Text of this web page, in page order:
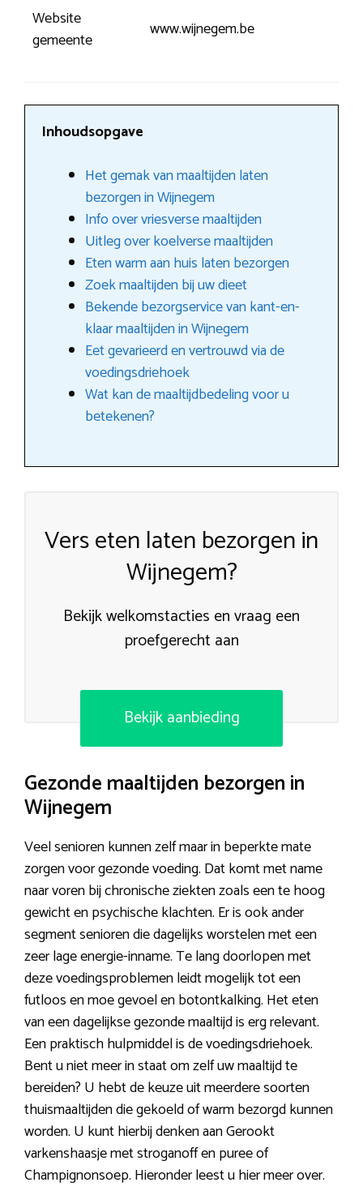
Website
gemeente
www.wijnegem.be
Inhoudsopgave
Het gemak van maaltijden laten
bezorgen in Wijnegem
Info over vriesverse maaltijden
Uitleg over koelverse maaltijden
Eten warm aan huis laten bezorgen
Zoek maaltijden bij uw dieet
Bekende bezorgservice van kant-en-
klaar maaltijden in Wijnegem
Eet gevarieerd en vertrouwd via de
voedingsdriehoek
Wat kan de maaltijdbedeling voor u
betekenen?
Vers eten laten bezorgen in
Wijnegem?
Bekijk welkomstacties en vraag een
proefgerecht aan
Bekijk aanbieding
Gezonde maaltijden bezorgen in
Wijnegem
Veel senioren kunnen zelf maar in beperkte mate
zorgen voor gezonde voeding. Dat komt met name
naar voren bij chronische ziekten zoals een te hoog
gewicht en psychische klachten. Er is ook ander
segment senioren die dagelijks worstelen met een
zeer lage energie-inname. Te lang doorlopen met
deze voedingsproblemen leidt mogelijk tot een
futloos en moe gevoel en botontkalking. Het eten
van een dagelijkse gezonde maaltijd is erg relevant.
Een praktisch hulpmiddel is de voedingsdriehoek.
Bent u niet meer in staat om zelf uw maaltijd te
bereiden? U hebt de keuze uit meerdere soorten
thuismaaltijden die gekoeld of warm bezorgd kunnen
worden. U kunt hierbij denken aan Gerookt
varkenshaasje met stroganoff en puree of
Champignonsoep. Hieronder leest u hier meer over.